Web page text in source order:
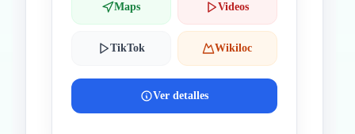
Maps Videos
TikTok Wikiloc
Ver detalles